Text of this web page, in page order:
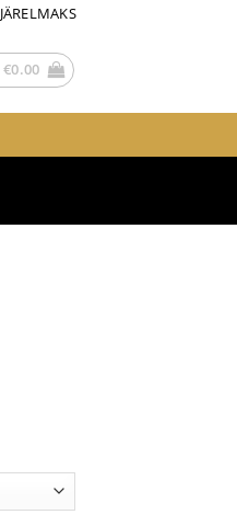
JÄRELMAKS
€0.00